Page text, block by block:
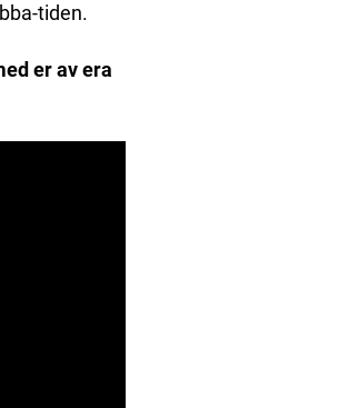
tiden.
er av era